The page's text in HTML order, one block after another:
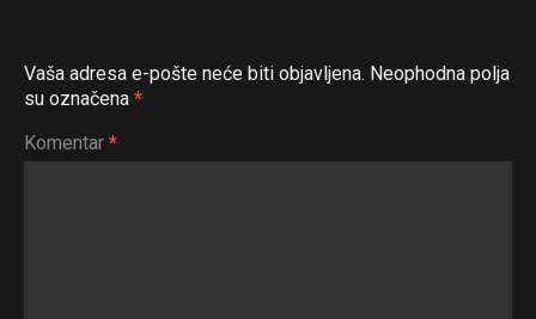
Vaša adresa e-pošte neće biti objavljena. Neophodna polja
su označena *
Komentar *